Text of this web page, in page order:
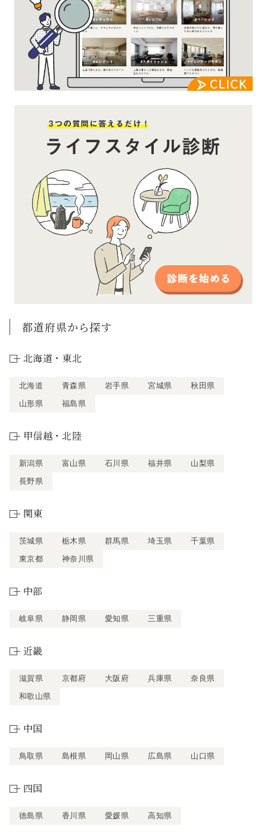
都道府県から探す
北海道・東北
北海道 青森県 岩手県 宮城県
秋田県
山形県
福島県
甲信越・北陸
新潟県 富山県 石川県 福井県
山梨県
長野県
関東
茨城県 栃木県 群馬県 埼玉県
千葉県
東京都
神奈川県
中部
岐阜県 静岡県 愛知県 三重県
近畿
滋賀県 京都府 大阪府 兵庫県
奈良県
和歌山県
中国
鳥取県 島根県 岡山県 広島県 山口県
四国
徳島県 香川県 愛媛県 高知県